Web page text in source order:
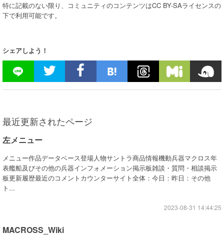
特に記載のない限り、コミュニティのコンテンツはCC BY-SAライセンスの
下で利用可能です。
シェアしよう！
最近更新されたページ
左メニュー
メニュー作品データベース登場人物サントラ商品情報機動兵器マクロス年
表艦船及びその他の兵器インフォメーション掲示板雑談・質問・相談掲示
板更新履歴最近のコメントカウンターサイト全体：今日：昨日：その他
ト...
2023-08-31 14:44:25
MACROSS_Wiki